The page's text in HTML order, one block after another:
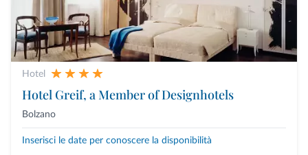
Hotel
Hotel Greif, a Member of Designhotels
Bolzano
Inserisci le date per conoscere la disponibilità